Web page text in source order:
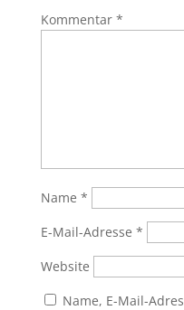
Kommentar *
Name *
E-Mail-Adresse *
Website
Name, E-Mail-